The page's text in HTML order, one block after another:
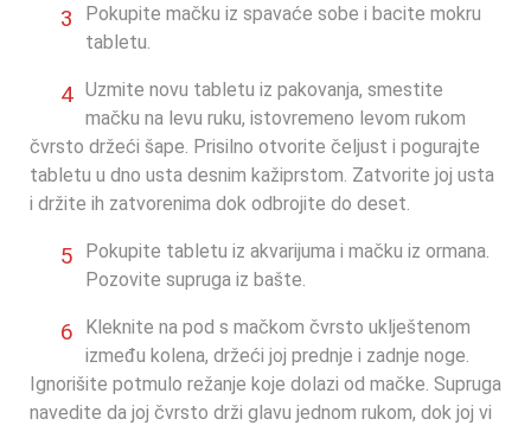
3
Pokupite mačku iz spavaće sobe i bacite mokru
tabletu.
4 Uzmite novu tabletu iz pakovanja, smestite
mačku na levu ruku, istovremeno levom rukom
čvrsto držeći šape. Prisilno otvorite čeljust i pogurajte
tabletu u dno usta desnim kažiprstom. Zatvorite joj usta
i držite ih zatvorenima dok odbrojite do deset.
5
Pokupite tabletu iz akvarijuma i mačku iz ormana.
Pozovite supruga iz bašte.
6
Kleknite na pod s mačkom čvrsto uklještenom
između kolena, držeći joj prednje i zadnje noge.
Ignorišite potmulo režanje koje dolazi od mačke. Supruga
navedite da joj čvrsto drži glavu jednom rukom, dok joj vi